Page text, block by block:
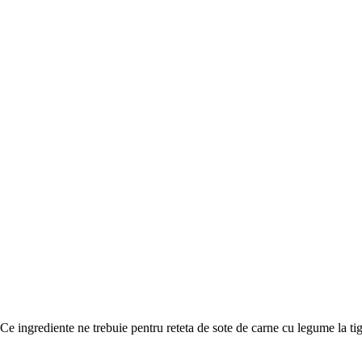
Ce ingrediente ne trebuie pentru reteta de sote de carne cu legume la